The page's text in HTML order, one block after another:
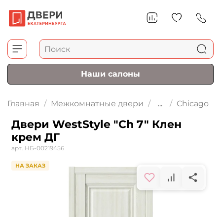
Наши салоны
Главная Межкомнатные двери ... Chicago
Двери WestStyle "Ch 7" Клен
крем ДГ
арт. НБ-00219456
НА ЗАКАЗ